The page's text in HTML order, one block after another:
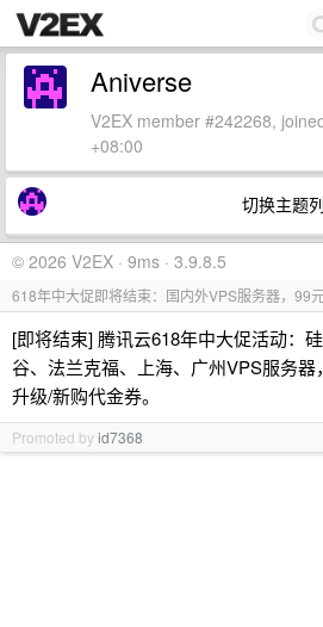
Aniverse
V2EX member #242268,
+08:00
切换主题
© 2026 V2EX · 9ms · 3.9.8.5
618年中大促即将结束：国内外VPS服务器，99
[即将结束] 腾讯云618年中大促活动：
谷、法兰克福、上海、广州VPS服务
升级/新购代金券。
Promoted byid7368